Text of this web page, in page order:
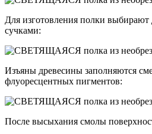
Для изготовления полки
сучками:
Изъяны древесины заполняются
флуоресцентных пигментов:
После высыхания смолы